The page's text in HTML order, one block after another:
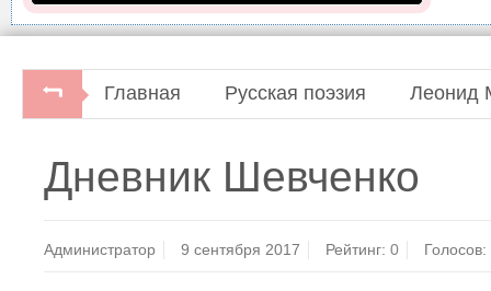
Главная Русская поэзия Леонид
Дневник Шевченко
Администратор 9 сентября 2017 Рейтинг:0 Голосов: